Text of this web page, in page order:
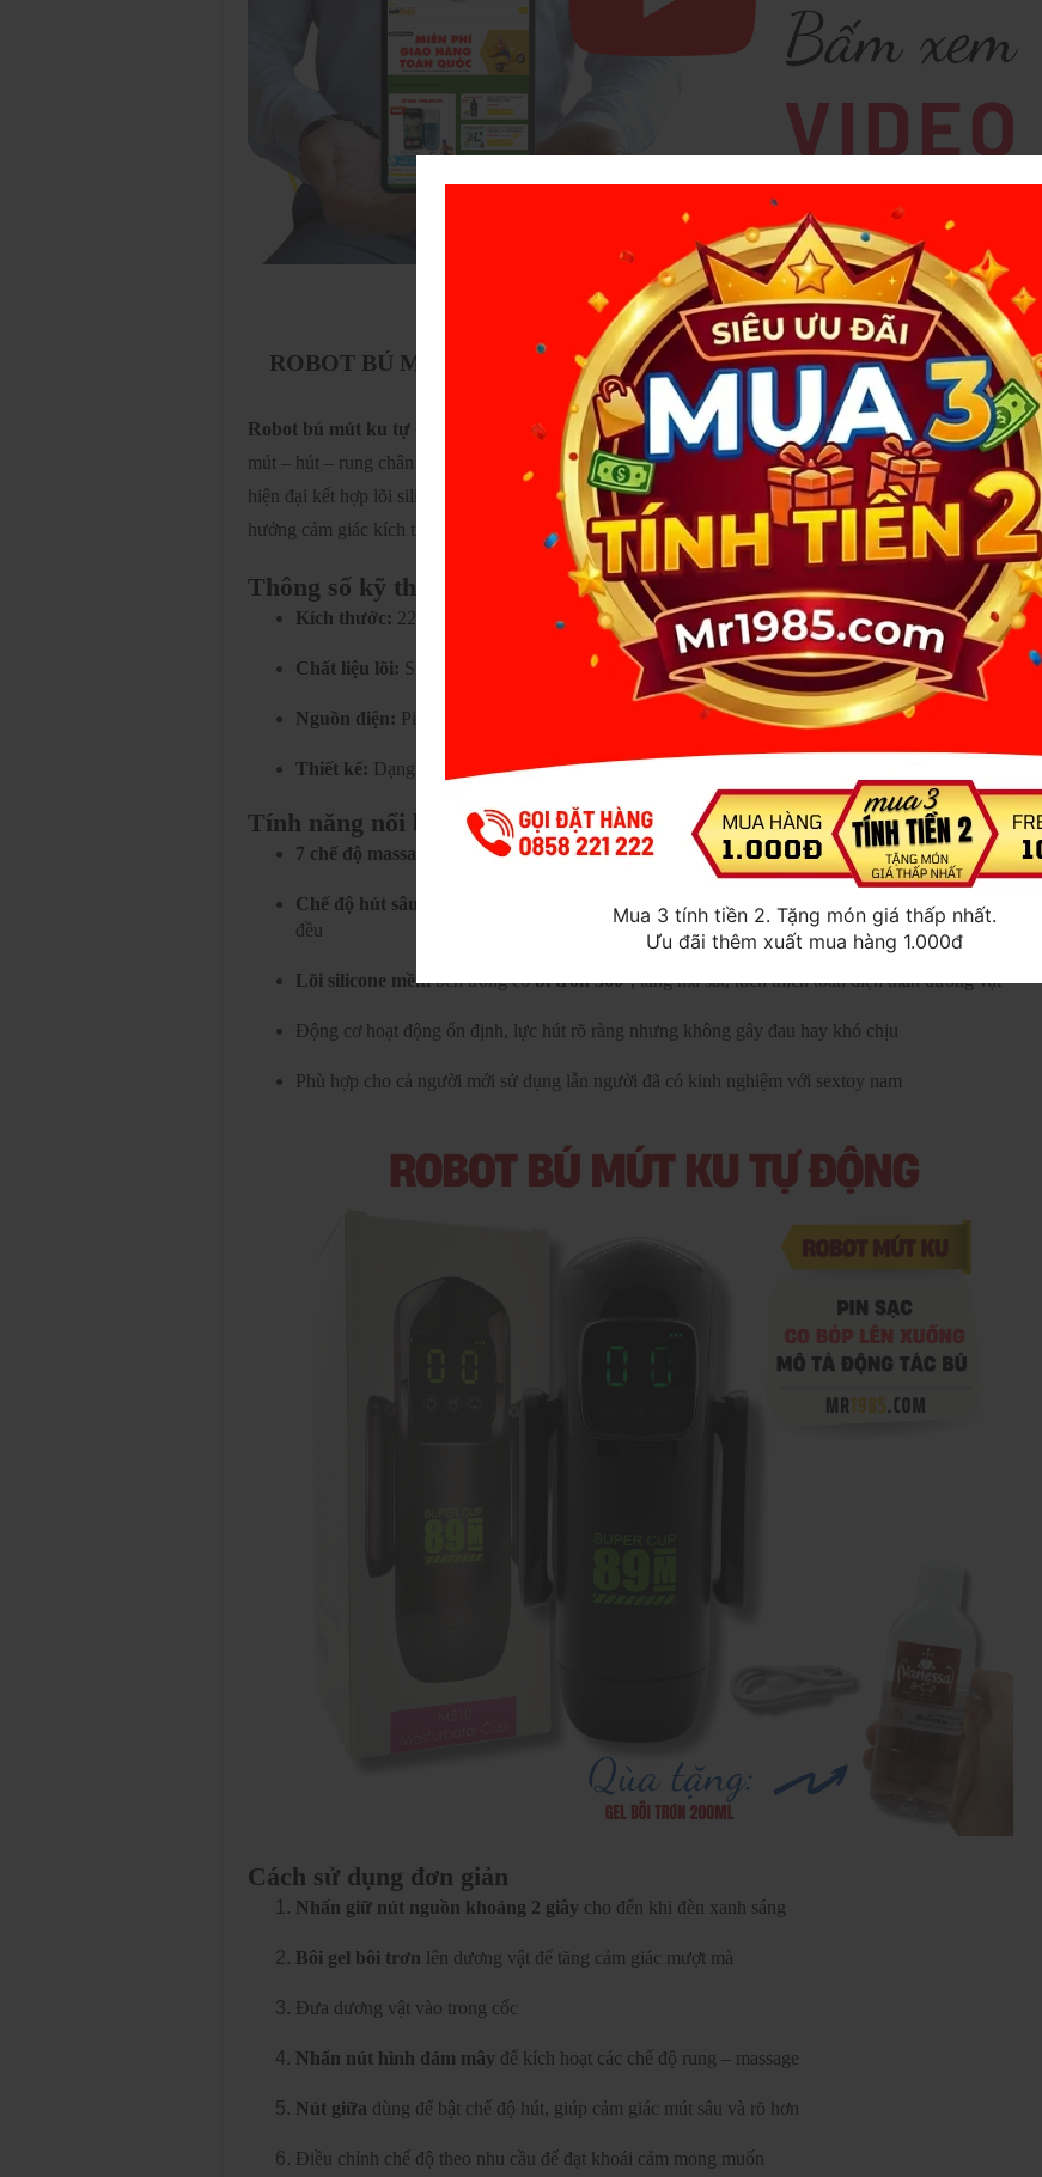
ROBOT BÚ MÚT KU TỰ ĐỘNG – TRẢI NGHIỆM KÍCH THÍCH HOÀN
TOÀN MỚI
Robot bú mút ku tự động
là dòng sextoy cao cấp dành cho nam giới, được thiết kế mô phỏng cảm giác
mút – hút – rung chân thật, mang đến trải nghiệm khoái cảm sâu và liên tục ngay tại nhà. Với công nghệ
hiện đại kết hợp lõi silicone mềm mại, sản phẩm giúp nam giới thư giãn, giải tỏa nhu cầu sinh lý và tận
hưởng cảm giác kích thích trọn vẹn hơn bao giờ hết.
Thông số kỹ thuật
Kích thước: 22cm x 8cm
Chất liệu lõi: Silicone mềm cao cấp, an toàn cho da
Nguồn điện: Pin sạc tiện lợi
Thiết kế: Dạng cốc ôm trọn dương vật, dễ sử dụng
Tính năng nổi bật
7 chế độ massage thông minhkết hợprung + mút , tạo cảm giác đa tầng, không bị nhàm chán
Chế độ hút sâu
giúp dương vật được đưa vào sâu hơn, mô phỏng cảm giác bú mút mạnh – chặt –
đều
Lõi silicone mềmbên trong cóbi tròn 360°, tăng ma sát, kích thích toàn diện thân dương vật
Động cơ hoạt động ổn định, lực hút rõ ràng nhưng không gây đau hay khó chịu
Phù hợp cho cả người mới sử dụng lẫn người đã có kinh nghiệm với sextoy nam
Cách sử dụng đơn giản
Nhấn giữ nút nguồn khoảng 2 giây cho đến khi đèn xanh sáng
Bôi gel bôi trơn lên dương vật để tăng cảm giác mượt mà
Đưa dương vật vào trong cốc
Nhấn nút hình đám mây để kích hoạt các chế độ rung – massage
Nút giữa dùng để bật chế độ hút, giúp cảm giác mút sâu và rõ hơn
Điều chỉnh chế độ theo nhu cầu để đạt khoái cảm mong muốn
Mua 3 tính tiền 2. Tặng món giá thấp nhất.
Ưu đãi thêm xuất mua hàng 1.000đ